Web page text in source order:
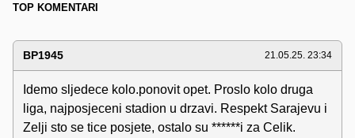
TOP KOMENTARI
BP1945 21.05.25. 23:34
Idemo sljedece kolo.ponovit opet. Proslo kolo druga
liga, najposjeceni stadion u drzavi. Respekt Sarajevu i
Zelji sto se tice posjete, ostalo su ******i za Celik.